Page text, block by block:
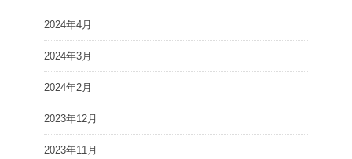
2024年4月
2024年3月
2024年2月
2023年12月
2023年11月